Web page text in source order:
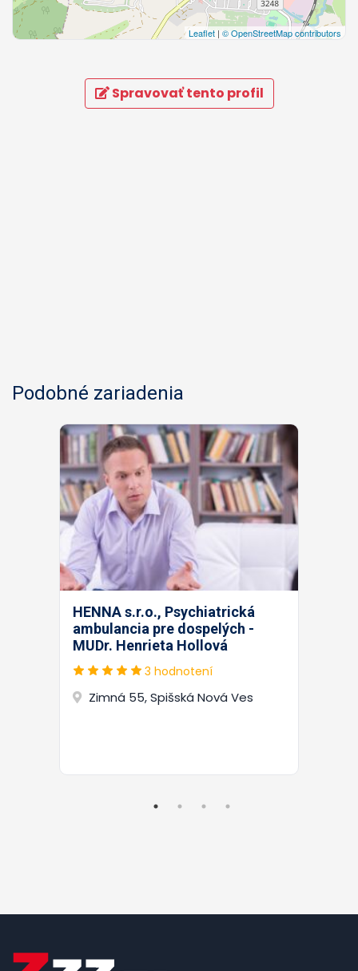
Leaflet | © OpenStreetMap contributors
Spravovať tento profil
Podobné zariadenia
HENNA s.r.o., Psychiatrická
ambulancia pre dospelých -
MUDr. Henrieta Hollová
3 hodnotení
Zimná 55, Spišská Nová Ves